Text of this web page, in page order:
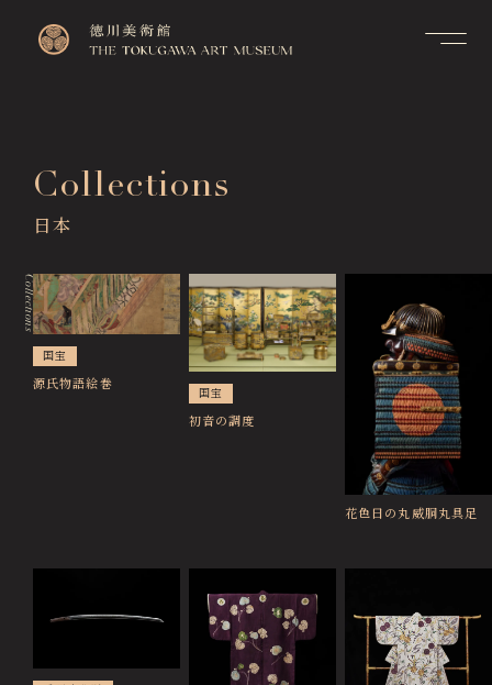
Visitor Information
Events & Programs
イベント・講座
Collection Search
最新情報
Support Us
ご支援について
@tokugawa_artmuseum
Collections
日本
Collections
国宝
源氏物語絵巻
国宝
初音の調度
花色日の丸威胴丸具足